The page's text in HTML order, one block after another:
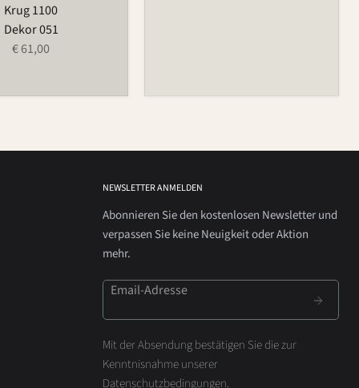
Krug 1100
Dekor 051
€ 61,00
NEWSLETTER ANMELDEN
Abonnieren Sie den kostenlosen Newsletter und
verpassen Sie keine Neuigkeit oder Aktion
mehr.
Email-Adresse
Mit der Absendung bestätigen Sie die zur
Kenntnisnahme unserer
Datenschutzbedingungen.